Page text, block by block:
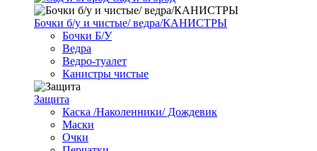
Бочки б/у и чистые/ ведра/КАНИСТРЫ
Бочки Б/У
Ведра
Ведро-туалет
Канистры чистые
Защита
Каска /Наколенники/ Дождевик
Маски
Очки